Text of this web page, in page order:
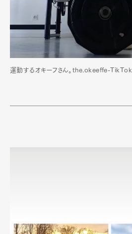
運動するオキーフさん。the.okeeffe-TikTok